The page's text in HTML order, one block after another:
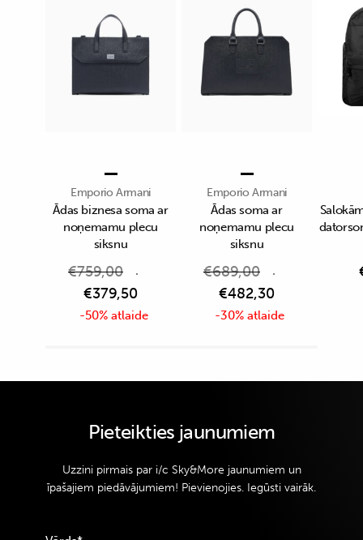
Emporio Armani
Ādas biznesa soma ar
noņemamu plecu
siksnu
€759,00
€379,50
-50% atlaide
Emporio Armani
Ādas soma ar
noņemamu plecu
siksnu
€689,00
€482,30
-30% atlaide
Pieteikties jaunumiem
Uzzini pirmais par i/c Sky&More jaunumiem un
īpašajiem piedāvājumiem! Pievienojies. Iegūsti vairāk.